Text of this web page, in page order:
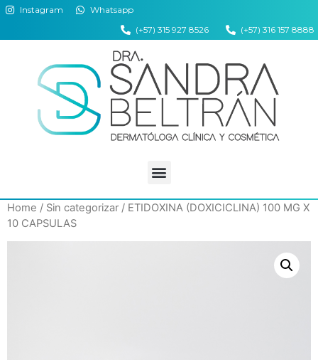
Instagram
Whatsapp
(+57) 315 927 8526
(+57) 316 157 8888
Home / Sin categorizar / ETIDOXINA (DOXICICLINA) 100 MG X
10 CAPSULAS